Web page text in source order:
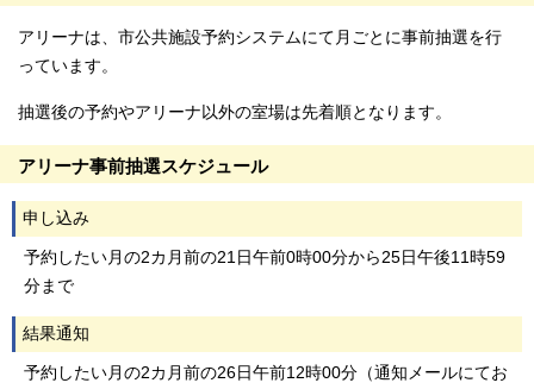
アリーナは、市公共施設予約システムにて月ごとに事前抽選を行
っています。
抽選後の予約やアリーナ以外の室場は先着順となります。
アリーナ事前抽選スケジュール
申し込み
予約したい月の2カ月前の21日午前0時00分から25日午後11時59
分まで
結果通知
予約したい月の2カ月前の26日午前12時00分（通知メールにてお